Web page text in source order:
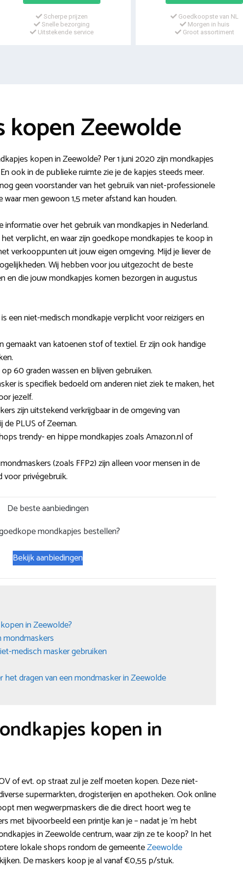
Scherpe prijzen
Snelle bezorging
Uitstekende service
Goedkoopste van NL
Morgen in huis
Groot assortiment
kopen Zeewolde
kopen in Zeewolde? Per 1 juni 2020 zijn mondkapjes
ook in de publieke ruimte zie je de kapjes steeds meer.
geen voorstander van het gebruik van niet-professionele
men gewoon 1,5 meter afstand kan houden.
informatie over het gebruik van mondkapjes in Nederland.
verplicht, en waar zijn goedkope mondkapjes te koop in
verkooppunten uit jouw eigen omgeving. Mijd je liever de
Wij hebben voor jou uitgezocht de beste
en die jouw mondkapjes komen bezorgen in augustus
een niet-medisch mondkapje verplicht voor reizigers en
gemaakt van katoenen stof of textiel. Er zijn ook handige
60 graden wassen en blijven gebruiken.
is specifiek bedoeld om anderen niet ziek te maken, het
jezelf.
zijn uitstekend verkrijgbaar in de omgeving van
de PLUS of Zeeman.
trendy- en hippe mondkapjes zoals Amazon.nl of
(zoals FFP2) zijn alleen voor mensen in de
voor privégebruik.
De beste aanbiedingen
mondkapjes bestellen?
Bekijk aanbiedingen
in Zeewolde?
medisch masker gebruiken
het dragen van een mondmasker in Zeewolde
kopen in
of evt. op straat zul je zelf moeten kopen. Deze niet-
supermarkten, drogisterijen en apotheken. Ook online
men wegwerpmaskers die die direct hoort weg te
met bijvoorbeeld een printje kan je – nadat je ‘m hebt
in Zeewolde centrum, waar zijn ze te koop? In het
lokale shops rondom de gemeenteZeewolde
De maskers koop je al vanaf €0,55 p/stuk.